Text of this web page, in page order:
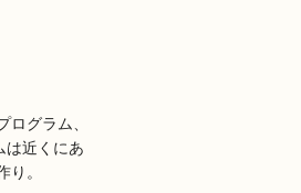
グラム、
近くにあ
り。